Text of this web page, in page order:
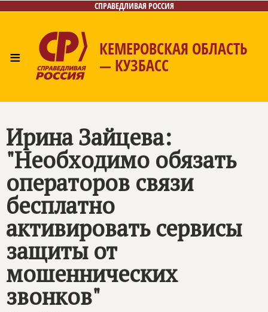
СПРАВЕДЛИВАЯ РОССИЯ
≡ КЕМЕРОВСКАЯ ОБЛАСТЬ
— КУЗБАСС
Фото/Видео
Ирина Зайцева:
"Необходимо обязать
операторов связи
бесплатно
активировать сервисы
защиты от
мошеннических
звонков"